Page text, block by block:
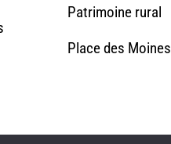
Patrimoine rural
Place des Moines